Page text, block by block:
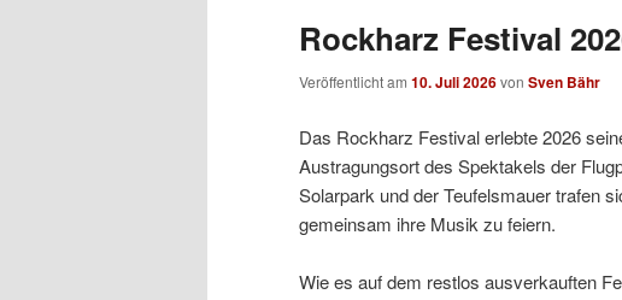
Rockharz Festival
Veröffentlicht am 10. Juli 2026von Sven Bähr
Das Rockharz Festival erlebte 2026
Austragungsort des Spektakels der
Solarpark und der Teufelsmauer trafen
gemeinsam ihre Musik zu feiern.
Wie es auf dem restlos ausverkauften